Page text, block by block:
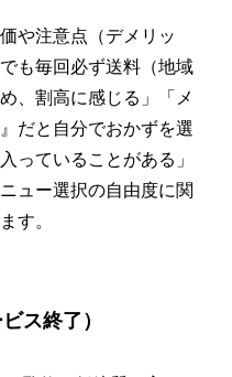
や注意点（デメリッ
も毎回必ず送料（地域
、割高に感じる」「メ
だと自分でおかずを選
っていることがある」
ュー選択の自由度に関
す。
ス終了）